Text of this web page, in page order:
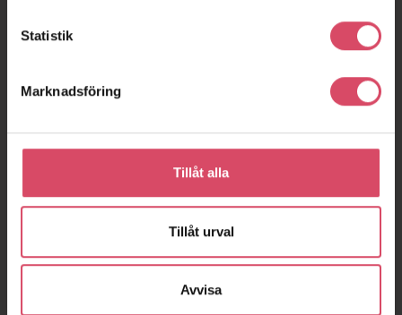
Statistik
Marknadsföring
Tillåt alla
Tillåt urval
Avvisa